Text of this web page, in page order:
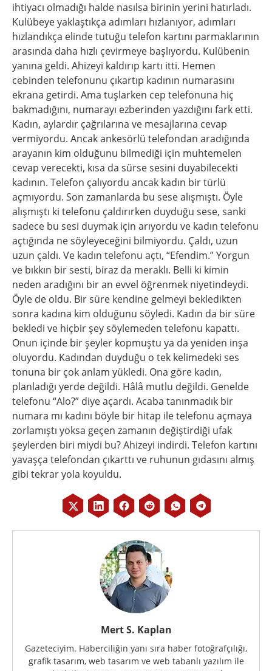
ihtiyacı olmadığı halde nasılsa birinin yerini hatırladı.
Kulübeye yaklaştıkça adımları hızlanıyor, adımları
hızlandıkça elinde tutuğu telefon kartını parmaklarının
arasında daha hızlı çevirmeye başlıyordu. Kulübenin
yanına geldi. Ahizeyi kaldırıp kartı itti. Hemen
cebinden telefonunu çıkartıp kadının numarasını
ekrana getirdi. Ama tuşlarken cep telefonuna hiç
bakmadığını, numarayı ezberinden yazdığını fark etti.
Kadın, aylardır çağrılarına ve mesajlarına cevap
vermiyordu. Ancak ankesörlü telefondan aradığında
arayanın kim olduğunu bilmediği için muhtemelen
cevap verecekti, kısa da sürse sesini duyabilecekti
kadının. Telefon çalıyordu ancak kadın bir türlü
açmıyordu. Son zamanlarda bu sese alışmıştı. Öyle
alışmıştı ki telefonu çaldırırken duyduğu sese, sanki
sadece bu sesi duymak için arıyordu ve kadın telefonu
açtığında ne söyleyeceğini bilmiyordu. Çaldı, uzun
uzun çaldı. Ve kadın telefonu açtı, “Efendim.” Yorgun
ve bıkkın bir sesti, biraz da meraklı. Belli ki kimin
neden aradığını bir an evvel öğrenmek niyetindeydi.
Öyle de oldu. Bir süre kendine gelmeyi bekledikten
sonra kadına kim olduğunu söyledi. Kadın da bir süre
bekledi ve hiçbir şey söylemeden telefonu kapattı.
Onun içinde bir şeyler kopmuştu ya da yeniden inşa
oluyordu. Kadından duyduğu o tek kelimedeki ses
tonuna bir çok anlam yükledi. Ona göre kadın,
planladığı yerde değildi. Hâlâ mutlu değildi. Genelde
telefonu “Alo?” diye açardı. Acaba tanınmadık bir
numara mı kadını böyle bir hitap ile telefonu açmaya
zorlamıştı yoksa geçen zamanın değiştirdiği ufak
şeylerden biri miydi bu? Ahizeyi indirdi. Telefon kartını
yavaşça telefondan çıkarttı ve ruhunun gıdasını almış
gibi tekrar yola koyuldu.
Mert S. Kaplan
Gazeteciyim. Haberciliğin yanı sıra haber fotoğrafçılığı,
grafik tasarım, web tasarım ve web tabanlı yazılım ile